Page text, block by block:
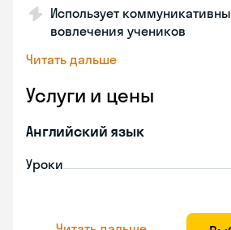
Использует
вовлечения учеников
Читать дальше
Услуги и цены
Английский язык
Уроки